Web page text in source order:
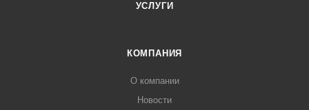
УСЛУГИ
КОМПАНИЯ
О компании
Новости